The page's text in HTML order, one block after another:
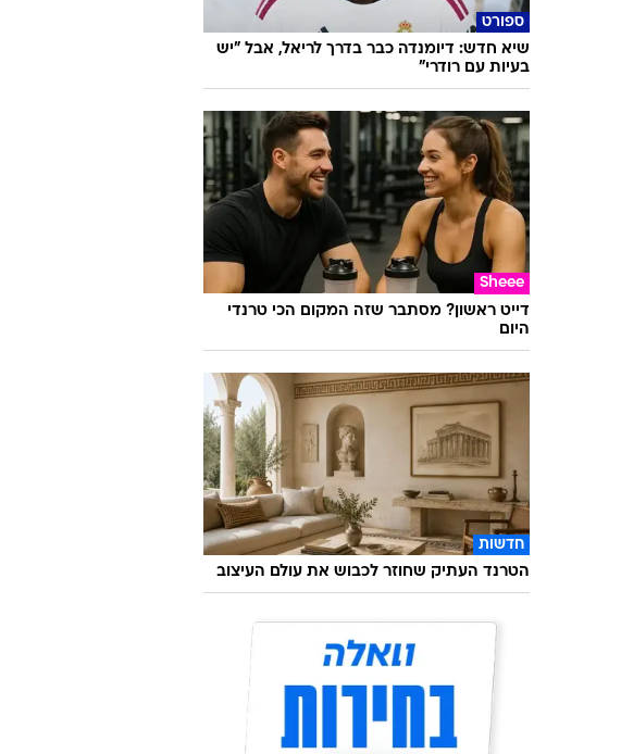
ספורט
שיא חדש: דיומנדה כבר בדרך לריאל, אבל "יש
בעיות עם רודרי"
Sheee
דייט ראשון? מסתבר שזה המקום הכי טרנדי
היום
חדשות
הטרנד העתיק שחוזר לכבוש את עולם העיצוב